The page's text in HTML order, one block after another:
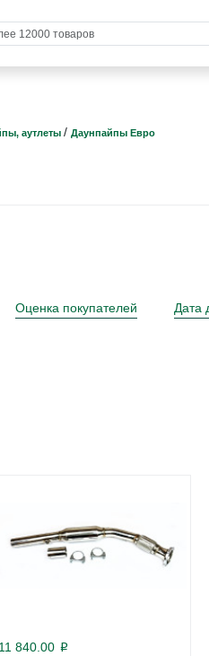
аутлеты / Даунпайпы Евро
Оценка покупателей Дата
11 840.00 p